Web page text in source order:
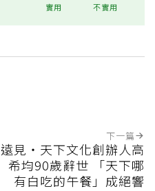
實用 不實用
下一篇
遠見‧天下文化創辦人高
希均90歲辭世 「天下哪
有白吃的午餐」成絕響